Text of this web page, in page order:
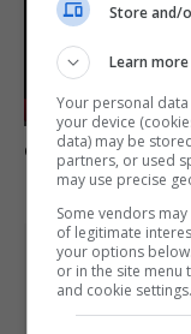
Play
Comente esta
Store and/
Learn more
Your personal
your device
data) may be
partners, or used
may use precise
Some vendors
of legitimate
your options
or in the site menu
and cookie settings.